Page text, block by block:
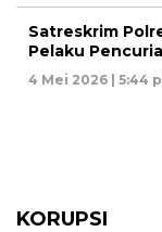
Satreskrim
Pelaku
4 Mei 2026 | 5:44
KORUPSI